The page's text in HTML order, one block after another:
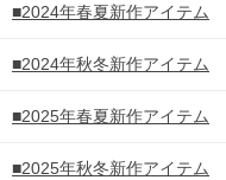
■2024年春夏新作アイテム
■2024年秋冬新作アイテム
■2025年春夏新作アイテム
■2025年秋冬新作アイテム